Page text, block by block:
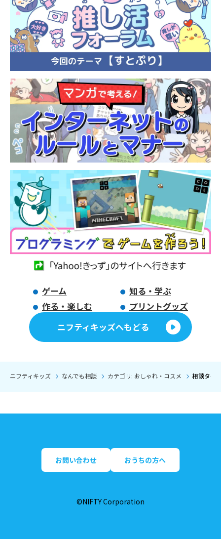
ゲーム
知る・学ぶ
作る・楽しむ
プリントグッズ
ニフティキッズへもどる
ニフティキッズ なんでも相談 カテゴリ: おしゃれ・コスメ 相談タイ
お問い合わせ おうちの方へ
©NIFTY Corporation